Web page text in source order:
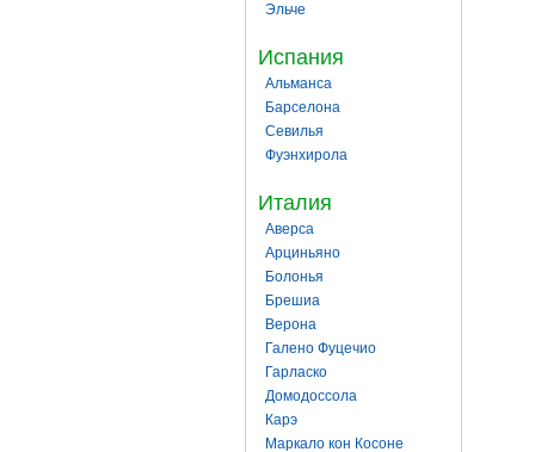
Эльче
Испания
Альманса
Барселона
Севилья
Фуэнхирола
Италия
Аверса
Арциньяно
Болонья
Брешиа
Верона
Галено Фуцечио
Гарласко
Домодоссола
Карэ
Маркало кон Косоне